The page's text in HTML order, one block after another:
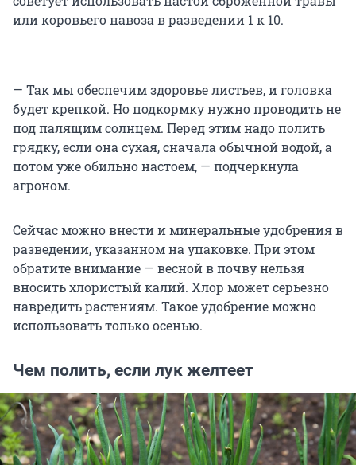
или коровьего навоза в разведении 1 к 10.
— Так мы обеспечим здоровье листьев, и головка
будет крепкой. Но подкормку нужно проводить не
под палящим солнцем. Перед этим надо полить
грядку, если она сухая, сначала обычной водой, а
потом уже обильно настоем, — подчеркнула
агроном.
Сейчас можно внести и минеральные удобрения в
разведении, указанном на упаковке. При этом
обратите внимание — весной в почву нельзя
вносить хлористый калий. Хлор может серьезно
навредить растениям. Такое удобрение можно
использовать только осенью.
Чем полить, если лук желтеет